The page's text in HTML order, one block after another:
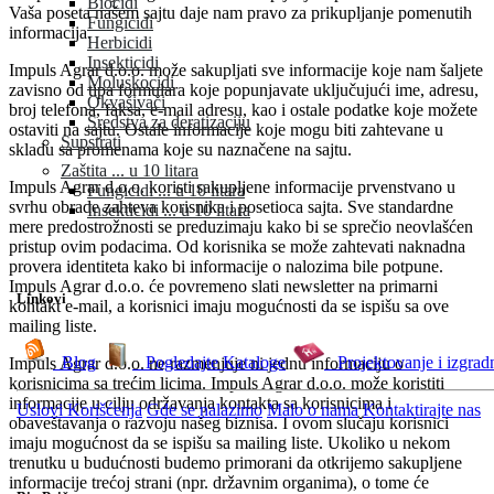
Fungicidi
Herbicidi
Insekticidi
Moluskocidi
Okvašivači
Sredstva za deratizaciju
Supstrati
Zaštita ... u 10 litara
Fungicidi ... u 10 litara
Insekticidi ... u 10 litara
Linkovi
Blog Pogledajte Kataloge Projektovanje i
Uslovi Korišćenja Gde se nalazimo Malo o nama Kontaktirajte nas
Vaša poseta našem sajtu daje nam pravo za prikupljanje pomenutih
informacija.
Impuls Agrar d.o.o. može sakupljati sve informacije koje nam šaljete
zavisno od tipa formulara koje popunjavate uključujući ime, adresu,
broj telefona, faksa, e-mail adresu, kao i ostale podatke koje možete
ostaviti na sajtu. Ostale informacije koje mogu biti zahtevane u
skladu sa promenama koje su naznačene na sajtu.
Impuls Agrar d.o.o. koristi sakupljene informacije prvenstvano u
svrhu obrade zahteva korisnika i posetioca sajta. Sve standardne
mere predostrožnosti se preduzimaju kako bi se sprečio neovlašćen
pristup ovim podacima. Od korisnika se može zahtevati naknadna
provera identiteta kako bi informacije o nalozima bile potpune.
Impuls Agrar d.o.o. će povremeno slati newsletter na primarni
kontakt e-mail, a korisnici imaju mogućnosti da se ispišu sa ove
mailing liste.
Impuls Agrar d.o.o. ne razmenjuje ni jednu informaciju o
korisnicima sa trećim licima. Impuls Agrar d.o.o. može koristiti
informacije u cilju održavanja kontakta sa korisnicima i
obaveštavanja o razvoju našeg biznisa. I ovom slučaju korisnici
imaju mogućnost da se ispišu sa mailing liste. Ukoliko u nekom
trenutku u budućnosti budemo primorani da otkrijemo sakupljene
informacije trećoj strani (npr. državnim organima), o tome će